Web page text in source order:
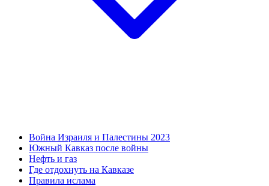
Война Израиля и Палестины 2023
Южный Кавказ после войны
Нефть и газ
Где отдохнуть на Кавказе
Правила ислама